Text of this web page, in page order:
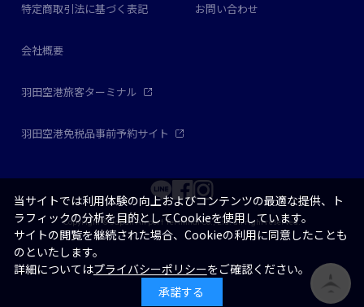
特定商取引法に基づく表記 お問い合わせ
会社概要
羽田空港旅客ターミナル
羽田空港免税品事前予約サイト
Copyright © Japan Airport Terminal Co., Ltd. all right reserved.
当サイトでは利用体験の向上およびコンテンツの最適な提供、ト
ラフィックの分析を目的としてCookieを使用しています。
サイトの閲覧を継続された場合、Cookieの利用に同意したことも
のといたします。
詳細についてはプライバシーポリシーをご確認ください。
承諾する